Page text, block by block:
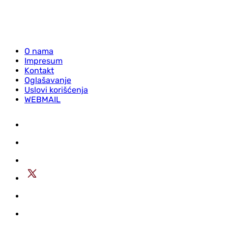
O nama
Impresum
Kontakt
Oglašavanje
Uslovi korišćenja
WEBMAIL